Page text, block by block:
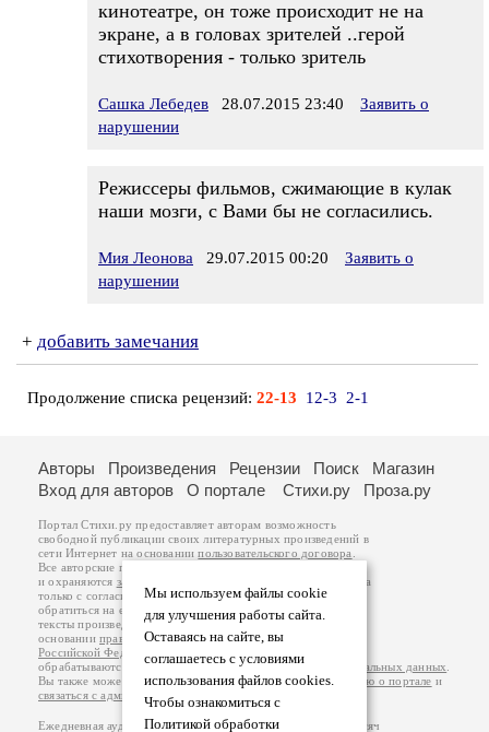
кинотеатре, он тоже происходит не на
экране, а в головах зрителей ..герой
стихотворения - только зритель
Сашка Лебедев 28.07.2015 23:40
Заявить о
нарушении
Режиссеры фильмов, сжимающие в кулак
наши мозги, с Вами бы не согласились.
Мия Леонова 29.07.2015 00:20
Заявить о
нарушении
+ добавить замечания
Продолжение списка рецензий: 22-13 12-3 2-1
Мы используем файлы cookie
для улучшения работы сайта.
Оставаясь на сайте, вы
соглашаетесь с условиями
использования файлов cookies.
Чтобы ознакомиться с
Политикой обработки
Авторы Произведения Рецензии Поиск
Магазин
Вход для авторов
О портале Стихи.ру Проза.ру
Портал Стихи.ру предоставляет авторам возможность
свободной публикации своих литературных произведений в
сети Интернет на основаниипользовательского договора
Все авторские права на произведения принадлежат авторам
и охраняются законом
. Перепечатка произведений возможна
только с согласия его автора, к которому вы можете
обратиться на его авторской странице. Ответственность за
тексты произведений авторы несут самостоятельно на
основанииправил публикацииизаконодательства
Российской Федерации
обрабатываются на основанииПолитики обработки персональных данных
Вы также можете посмотреть более подробнуюинформацию о портале и
связаться с администрацией
Ежедневная аудитория портала Стихи.ру – порядка 200 тысяч